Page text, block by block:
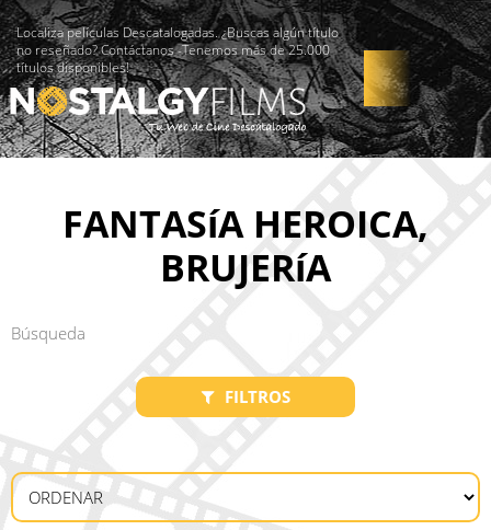
Localiza películas Descatalogadas. ¿Buscas algún título
no reseñado? Contáctanos -Tenemos más de 25.000
títulos disponibles!
FANTASíA HEROICA,
BRUJERíA
FILTROS